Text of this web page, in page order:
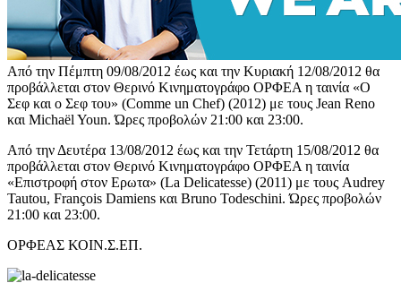
Από την Πέμπτη 09/08/2012 έως και την Κυριακή 12/08/2012 θα
προβάλλεται στον Θερινό Κινηματογράφο ΟΡΦΕΑ η ταινία «Ο
Σεφ και ο Σεφ του» (Comme un Chef) (2012) με τους Jean Reno
και Michaël Youn. Ώρες προβολών 21:00 και 23:00.
Από την Δευτέρα 13/08/2012 έως και την Τετάρτη 15/08/2012 θα
προβάλλεται στον Θερινό Κινηματογράφο ΟΡΦΕΑ η ταινία
«Επιστροφή στον Ερωτα» (La Delicatesse) (2011) με τους Audrey
Tautou, François Damiens και Bruno Todeschini. Ώρες προβολών
21:00 και 23:00.
ΟΡΦΕΑΣ ΚΟΙΝ.Σ.ΕΠ.